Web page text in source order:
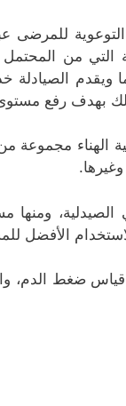
التوعوية
التي من
الصيادلة
وذلك بهدف رفع
الهناء مجموعة
وغيرها.
ومنها
الأفضل
ضغط الدم،